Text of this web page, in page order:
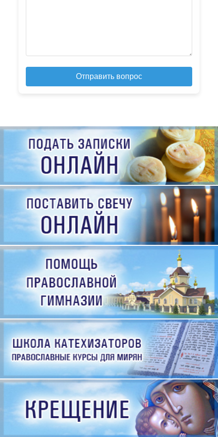
Отправить вопрос